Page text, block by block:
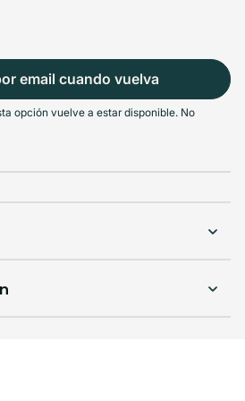
email cuando vuelva
opción vuelve a estar disponible. No